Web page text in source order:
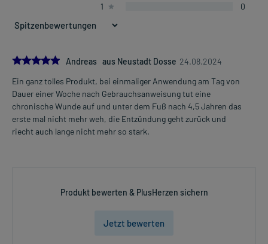
1
0
5.0Andreas aus Neustadt Dosse 24.08.2024
Ein ganz tolles Produkt, bei einmaliger Anwendung am Tag von
Dauer einer Woche nach Gebrauchsanweisung tut eine
chronische Wunde auf und unter dem Fuß nach 4,5 Jahren das
erste mal nicht mehr weh, die Entzündung geht zurück und
riecht auch lange nicht mehr so stark.
Produkt bewerten & PlusHerzen sichern
Jetzt bewerten